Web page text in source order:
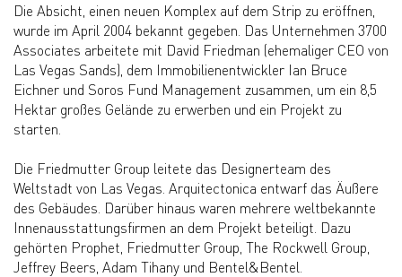
Die Absicht, einen neuen Komplex auf dem Strip zu eröffnen,
wurde im April 2004 bekannt gegeben. Das Unternehmen 3700
Associates arbeitete mit David Friedman (ehemaliger CEO von
Las Vegas Sands), dem Immobilienentwickler Ian Bruce
Eichner und Soros Fund Management zusammen, um ein 8,5
Hektar großes Gelände zu erwerben und ein Projekt zu
starten.
Die Friedmutter Group leitete das Designerteam des
Weltstadt von Las Vegas. Arquitectonica entwarf das Äußere
des Gebäudes. Darüber hinaus waren mehrere weltbekannte
Innenausstattungsfirmen an dem Projekt beteiligt. Dazu
gehörten Prophet, Friedmutter Group, The Rockwell Group,
Jeffrey Beers, Adam Tihany und Bentel&Bentel.